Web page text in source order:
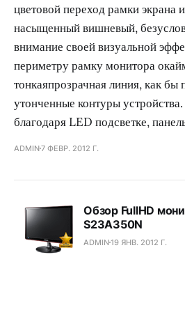
цветовой переход рамки экрана
насыщенный вишневый,
внимание своей визуальной
периметру рамку монитора
тонкаяпрозрачная линия, как бы
утонченные контуры
благодаря LED подсветке,
ADMIN7 ФЕВР. 2012 Г.
Обзор FullHD
S23A350N
ADMIN19 ЯНВ. 2012 Г.